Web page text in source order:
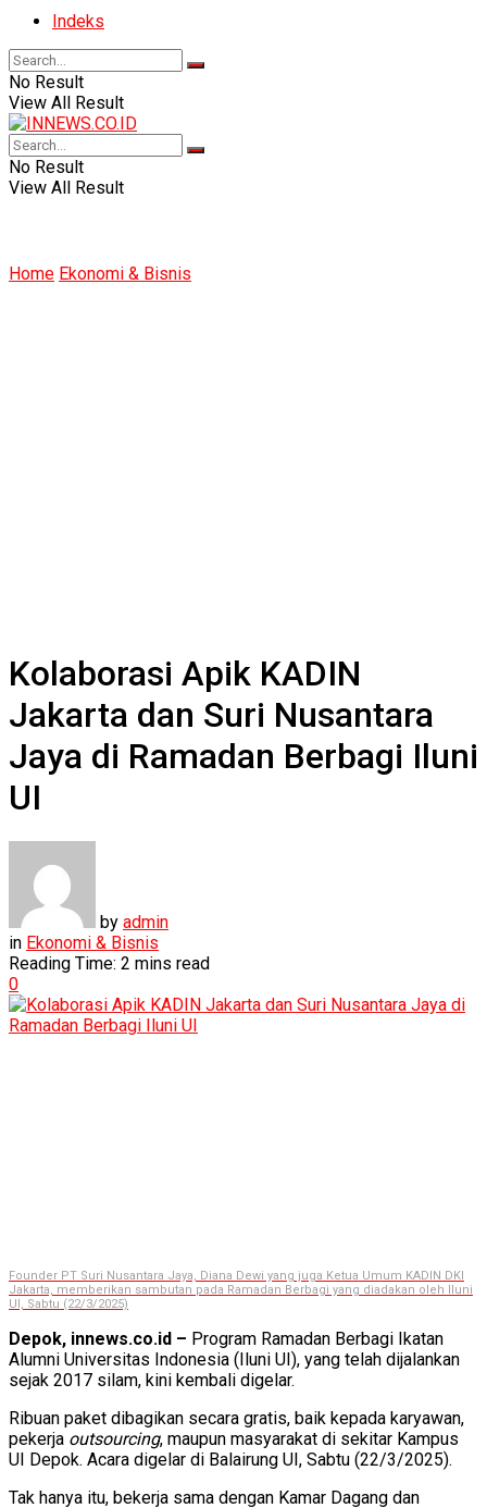
Indeks
No Result
View All Result
No Result
View All Result
Home Ekonomi & Bisnis
Kolaborasi Apik KADIN
Jakarta dan Suri Nusantara
Jaya di Ramadan Berbagi Iluni
UI
by admin
in Ekonomi & Bisnis
Reading Time: 2 mins read
0
Founder PT Suri Nusantara Jaya, Diana Dewi yang juga Ketua Umum KADIN DKI
Jakarta, memberikan sambutan pada Ramadan Berbagi yang diadakan oleh Iluni
UI, Sabtu (22/3/2025)
Depok, innews.co.id – Program Ramadan Berbagi Ikatan
Alumni Universitas Indonesia (Iluni UI), yang telah dijalankan
sejak 2017 silam, kini kembali digelar.
Ribuan paket dibagikan secara gratis, baik kepada karyawan,
pekerja outsourcing, maupun masyarakat di sekitar Kampus
UI Depok. Acara digelar di Balairung UI, Sabtu (22/3/2025).
Tak hanya itu, bekerja sama dengan Kamar Dagang dan